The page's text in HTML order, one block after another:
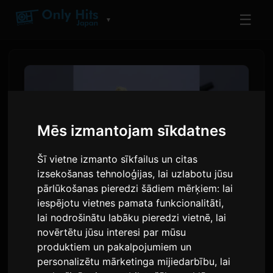
Mēs izmantojam sīkdatnes
Šī vietne izmanto sīkfailus un citas
izsekošanas tehnoloģijas, lai uzlabotu jūsu
pārlūkošanas pieredzi šādiem mērķiem: lai
iespējotu vietnes pamata funkcionalitāti,
lai nodrošinātu labāku pieredzi vietnē, lai
novērtētu jūsu interesi par mūsu
produktiem un pakalpojumiem un
personalizētu mārketinga mijiedarbību, lai
▼ ☰
Toua izdod singlu '10' pirms
pirmā digitālā albuma
Autors:Sam
7 jūlijs 2026